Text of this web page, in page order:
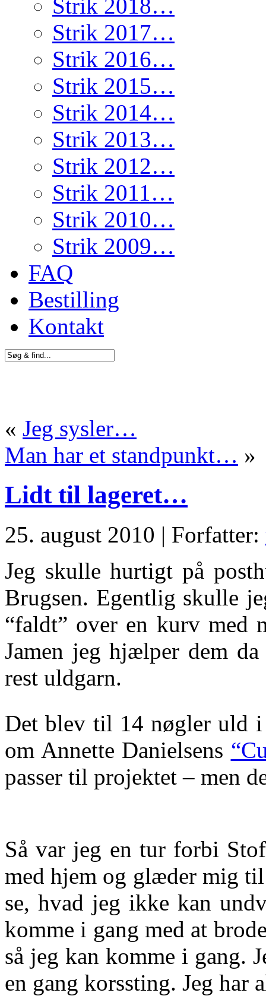
Strik 2018…
Strik 2017…
Strik 2016…
Strik 2015…
Strik 2014…
Strik 2013…
Strik 2012…
Strik 2011…
Strik 2010…
Strik 2009…
FAQ
Bestilling
Kontakt
« Jeg sysler…
Man har et standpunkt… »
Lidt til lageret…
25. august 2010 | Forfatter:
Jeg skulle hurtigt på
Brugsen. Egentlig skulle
“faldt” over en kurv med
Jamen jeg hjælper dem
rest uldgarn.
Det blev til 14 nøgler uld i
om Annette Danielsens
passer til projektet – men
Så var jeg en tur forbi
med hjem og glæder mig
se, hvad jeg ikke kan
komme i gang med at
så jeg kan komme i gang.
en gang korssting. Jeg har